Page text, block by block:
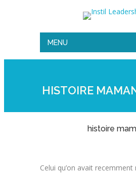
MENU
HISTOIRE
histoire
Celui qu’on avait